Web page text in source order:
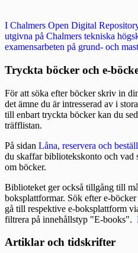
I Chalmers Open Digital
utgivna på Chalmers tekniska
examensarbeten på grund- och
Tryckta böcker och e-
För att söka efter böcker skriv in
det ämne du är intresserad av i
till enbart tryckta böcker kan du
träfflistan.
På sidan Låna, reservera och
du skaffar bibliotekskonto och vad
om böcker.
Biblioteket ger också tillgång till
boksplattformar. Sök efter e-
gå till respektive e-boksplattform
filtrera på innehållstyp "E-books".
Artiklar och tidskrifter